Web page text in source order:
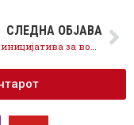
СЛЕДНА ОБЈАВА